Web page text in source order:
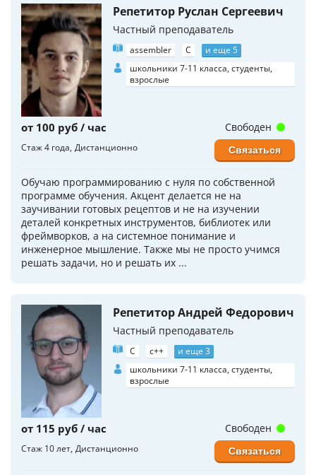
Репетитор Руслан Сергеевич
Частный преподаватель
assembler C
и еще 5
школьники 7-11 класса, студенты,
взрослые
от 100 руб / час
Стаж 4 года Дистанционно
Обучаю программированию с нуля по собственной
программе обучения. Акцент делается не на
заучивании готовых рецептов и не на изучении
деталей конкретных инструментов, библиотек или
фреймворков, а на системное понимание и
инженерное мышление. Также мы не просто учимся
решать задачи, но и решать их ...
Свободен
Связаться
Репетитор Андрей Федорович
Частный преподаватель
C c++
и еще 3
школьники 7-11 класса, студенты,
взрослые
от 115 руб / час
Стаж 10 лет Дистанционно
Свободен
Связаться